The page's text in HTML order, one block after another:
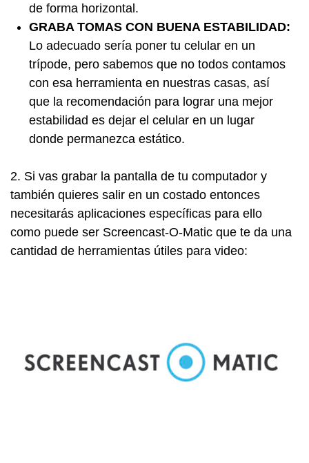
de forma horizontal.
GRABA TOMAS CON BUENA ESTABILIDAD:
Lo adecuado sería poner tu celular en un
trípode, pero sabemos que no todos contamos
con esa herramienta en nuestras casas, así
que la recomendación para lograr una mejor
estabilidad es dejar el celular en un lugar
donde permanezca estático.
2. Si vas grabar la pantalla de tu computador y
también quieres salir en un costado entonces
necesitarás aplicaciones específicas para ello
como puede ser Screencast-O-Matic que te da una
cantidad de herramientas útiles para video: